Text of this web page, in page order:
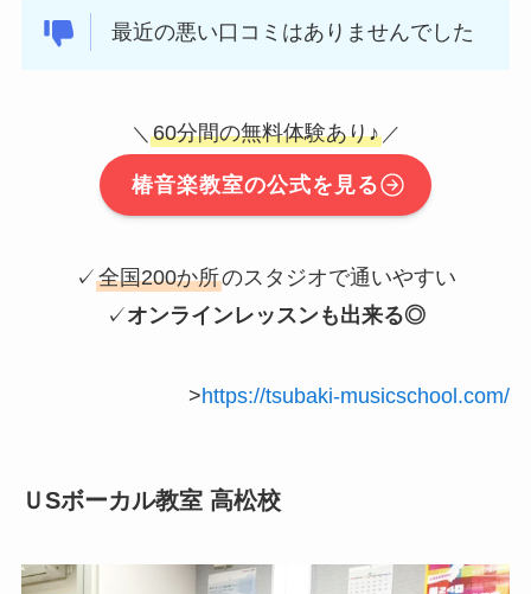
最近の悪い口コミはありませんでした
＼ 60分間の無料体験あり♪／
椿音楽教室の公式を見る
✓ 全国200か所のスタジオで通いやすい
✓オンラインレッスンも出来る◎
>https://tsubaki-musicschool.com/
ＵSボーカル教室 高松校